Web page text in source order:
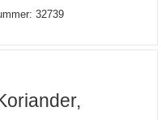
32739